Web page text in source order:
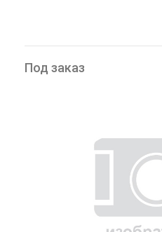
Под заказ